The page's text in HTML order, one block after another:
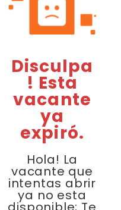
Disculpa
! Esta
vacante
ya
expiró.
Hola! La
vacante que
intentas abrir
ya no esta